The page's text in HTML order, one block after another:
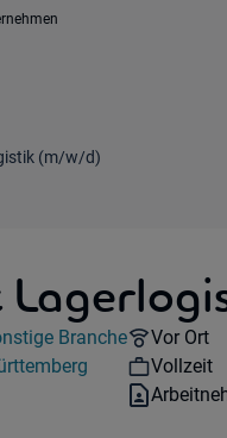
(m/w/d)
Branche
Remote
Vor Ort
Vollzeit